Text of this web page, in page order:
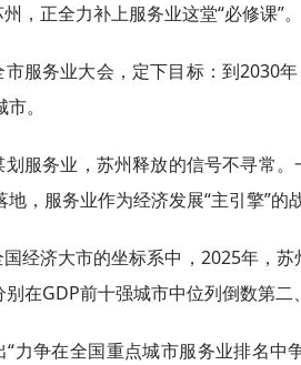
，正全力补上服务业这堂“必修课”。
服务业大会，定下目标：到2030
。
服务业，苏州释放的信号不寻常。
，服务业作为经济发展“主引擎”的
经济大市的坐标系中，2025年，
在GDP前十强城市中位列倒数第二
力争在全国重点城市服务业排名中